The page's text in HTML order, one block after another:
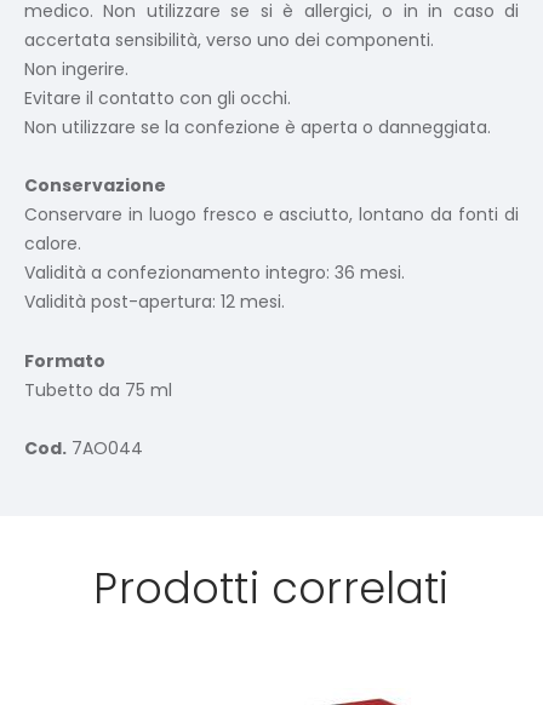
medico. Non utilizzare se si è allergici, o in in caso di
accertata sensibilità, verso uno dei componenti.
Non ingerire.
Evitare il contatto con gli occhi.
Non utilizzare se la confezione è aperta o danneggiata.
Conservazione
Conservare in luogo fresco e asciutto, lontano da fonti di
calore.
Validità a confezionamento integro: 36 mesi.
Validità post-apertura: 12 mesi.
Formato
Tubetto da 75 ml
Cod. 7AO044
Prodotti correlati